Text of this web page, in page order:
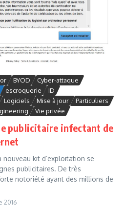
BYOD
Cyber-attaque
escroquerie
ID
Logiciels Mise à jour
Particuliers
Vie privée
publicitaire infectant de
kit d’exploitation se
publicitaires. De très
notoriété ayant des millions de
2016